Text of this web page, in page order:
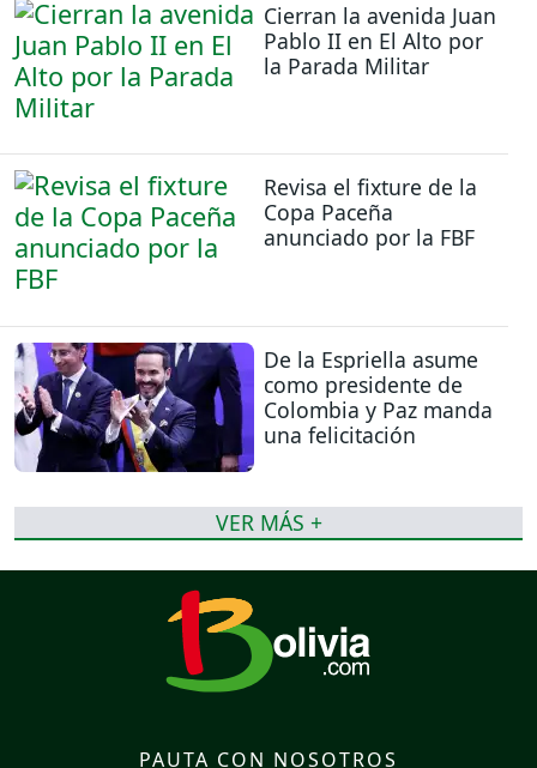
Cierran la avenida Juan
Pablo II en El Alto por
la Parada Militar
Revisa el fixture de la
Copa Paceña
anunciado por la FBF
De la Espriella asume
como presidente de
Colombia y Paz manda
una felicitación
VER MÁS +
PAUTA CON NOSOTROS